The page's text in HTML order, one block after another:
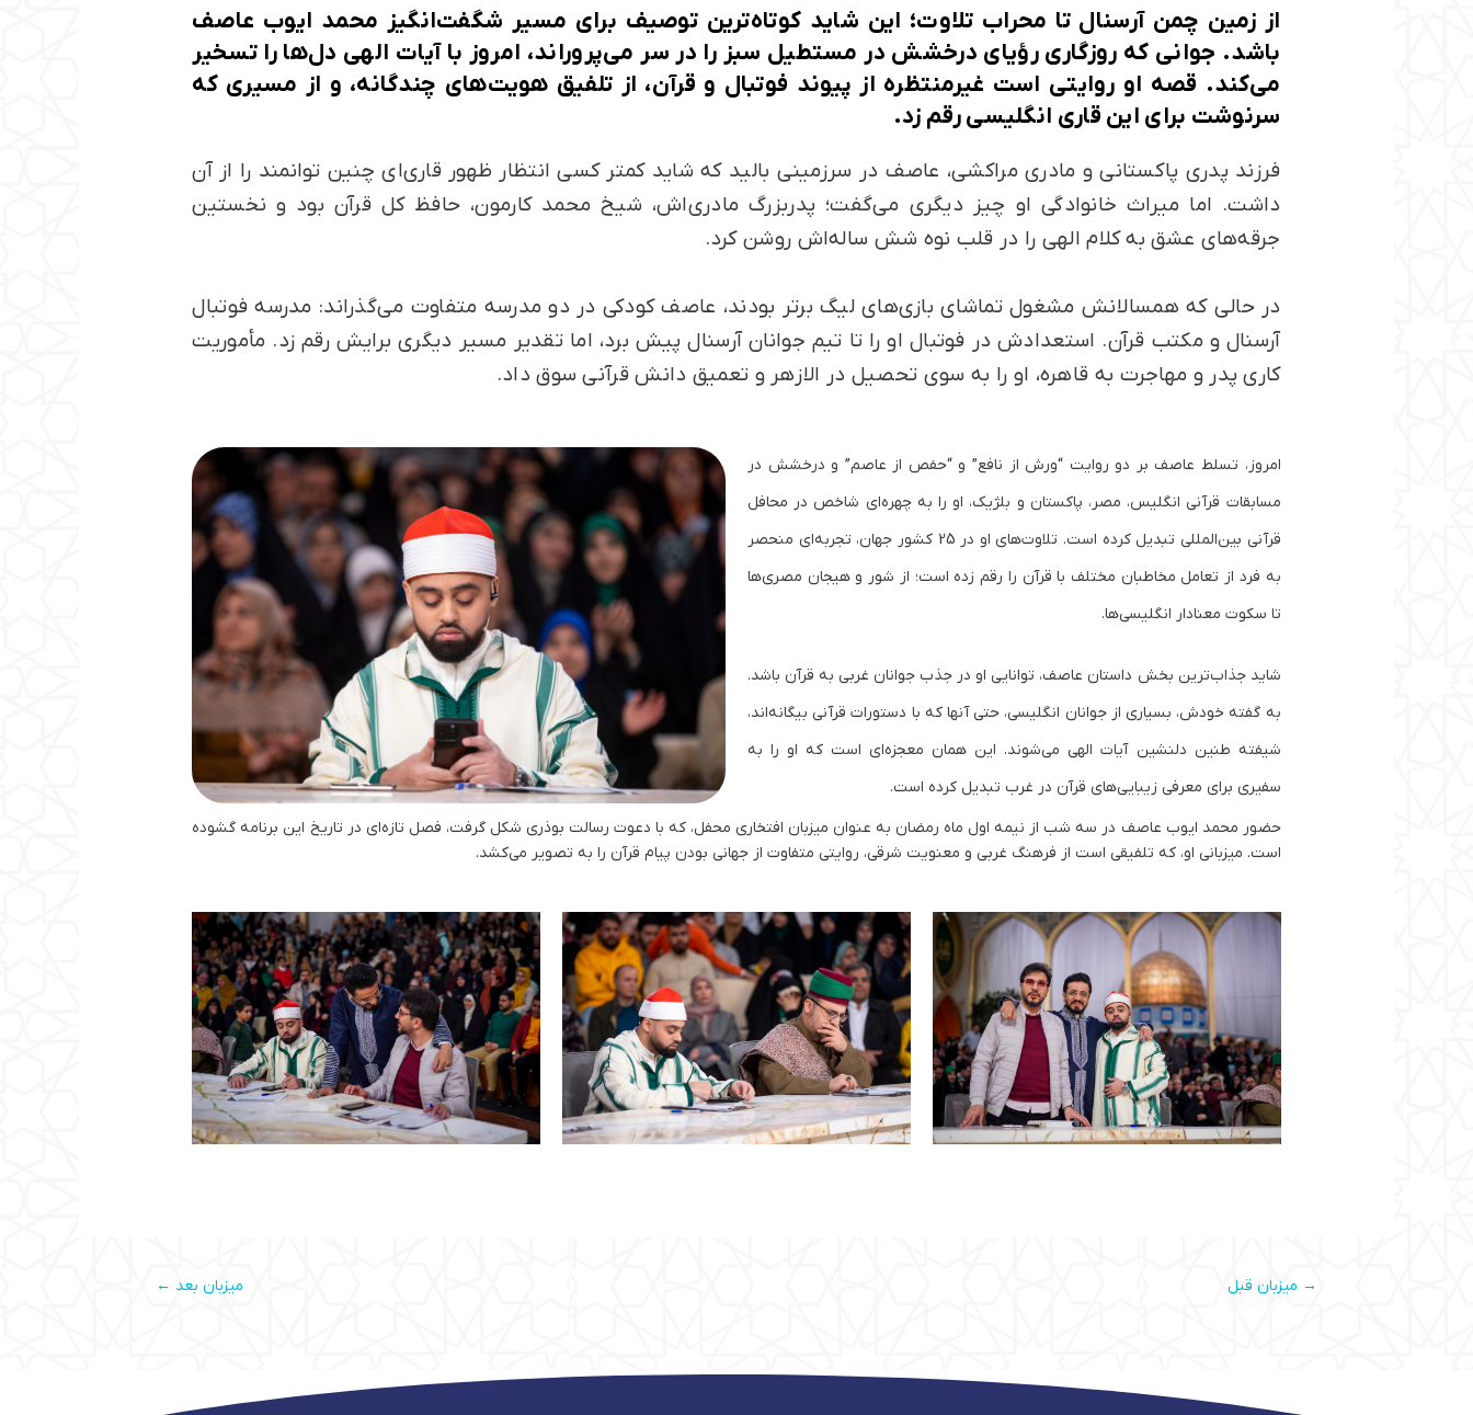
از زمین چمن آرسنال تا محراب تلاوت؛ این شاید کوتاه‌ترین توصیف برای مسیر شگفت‌انگیز محمد ایوب عاصف
باشد. جوانی که روزگاری رؤیای درخشش در مستطیل سبز را در سر می‌پروراند، امروز با آیات الهی دل‌ها را تسخیر
می‌کند. قصه او روایتی است غیرمنتظره از پیوند فوتبال و قرآن، از تلفیق هویت‌های چندگانه، و از مسیری که
سرنوشت برای این قاری انگلیسی رقم زد.
فرزند پدری پاکستانی و مادری مراکشی، عاصف در سرزمینی بالید که شاید کمتر کسی انتظار ظهور قاری‌ای چنین توانمند را از آن
داشت. اما میراث خانوادگی او چیز دیگری می‌گفت؛ پدربزرگ مادری‌اش، شیخ محمد کارمون، حافظ کل قرآن بود و نخستین
جرقه‌های عشق به کلام الهی را در قلب نوه شش ساله‌اش روشن کرد.
در حالی که همسالانش مشغول تماشای بازی‌های لیگ برتر بودند، عاصف کودکی در دو مدرسه متفاوت می‌گذراند: مدرسه فوتبال
آرسنال و مکتب قرآن. استعدادش در فوتبال او را تا تیم جوانان آرسنال پیش برد، اما تقدیر مسیر دیگری برایش رقم زد. مأموریت
کاری پدر و مهاجرت به قاهره، او را به سوی تحصیل در الازهر و تعمیق دانش قرآنی سوق داد.
امروز، تسلط عاصف بر دو روایت “ورش از نافع” و “حفص از عاصم” و درخشش در
مسابقات قرآنی انگلیس، مصر، پاکستان و بلژیک، او را به چهره‌ای شاخص در محافل
قرآنی بین‌المللی تبدیل کرده است. تلاوت‌های او در 25 کشور جهان، تجربه‌ای منحصر
به فرد از تعامل مخاطبان مختلف با قرآن را رقم زده است؛ از شور و هیجان مصری‌ها
تا سکوت معنادار انگلیسی‌ها.
شاید جذاب‌ترین بخش داستان عاصف، توانایی او در جذب جوانان غربی به قرآن باشد.
به گفته خودش، بسیاری از جوانان انگلیسی، حتی آنها که با دستورات قرآنی بیگانه‌اند،
شیفته طنین دلنشین آیات الهی می‌شوند. این همان معجزه‌ای است که او را به
سفیری برای معرفی زیبایی‌های قرآن در غرب تبدیل کرده است.
حضور محمد ایوب عاصف در سه شب از نیمه اول ماه رمضان به عنوان میزبان افتخاری محفل، که با دعوت رسالت بوذری شکل گرفت، فصل تازه‌ای در تاریخ این برنامه گشوده
است. میزبانی او، که تلفیقی است از فرهنگ غربی و معنویت شرقی، روایتی متفاوت از جهانی بودن پیام قرآن را به تصویر می‌کشد.
→ میزبان قبل میزبان بعد ←